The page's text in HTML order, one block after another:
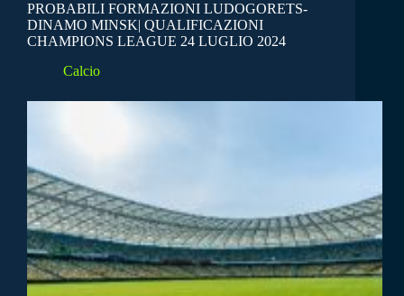
PROBABILI FORMAZIONI LUDOGORETS-
DINAMO MINSK| QUALIFICAZIONI
CHAMPIONS LEAGUE 24 LUGLIO 2024
Calcio